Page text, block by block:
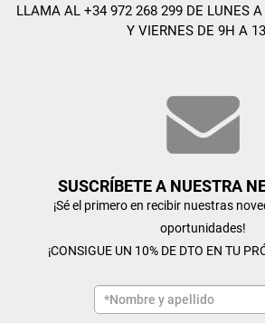
LLAMA AL +34 972 268 299 DE LUNES
Y VIERNES DE 9H A
SUSCRÍBETE A NUESTRA
¡Sé el primero en recibir nuestras
oportunidades!
¡CONSIGUE UN 10% DE DTO EN TU